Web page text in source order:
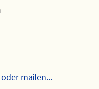
mailen...